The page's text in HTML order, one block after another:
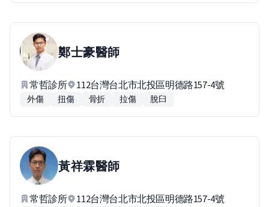
鄭士豪醫師
常哲診所 112台灣台北市北投區明德路157-4號
外傷 扭傷 骨折 拉傷 脫臼
黃祥霖醫師
常哲診所 112台灣台北市北投區明德路157-4號